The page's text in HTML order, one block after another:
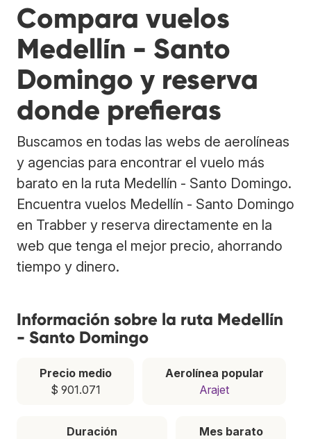
Compara vuelos
Medellín - Santo
Domingo y reserva
donde prefieras
Buscamos en todas las webs de aerolíneas
y agencias para encontrar el vuelo más
barato en la ruta Medellín - Santo Domingo.
Encuentra vuelos Medellín - Santo Domingo
en Trabber y reserva directamente en la
web que tenga el mejor precio, ahorrando
tiempo y dinero.
Información sobre la ruta Medellín
- Santo Domingo
Precio medio
$ 901.071
Aerolínea popular
Arajet
Duración
Mes barato